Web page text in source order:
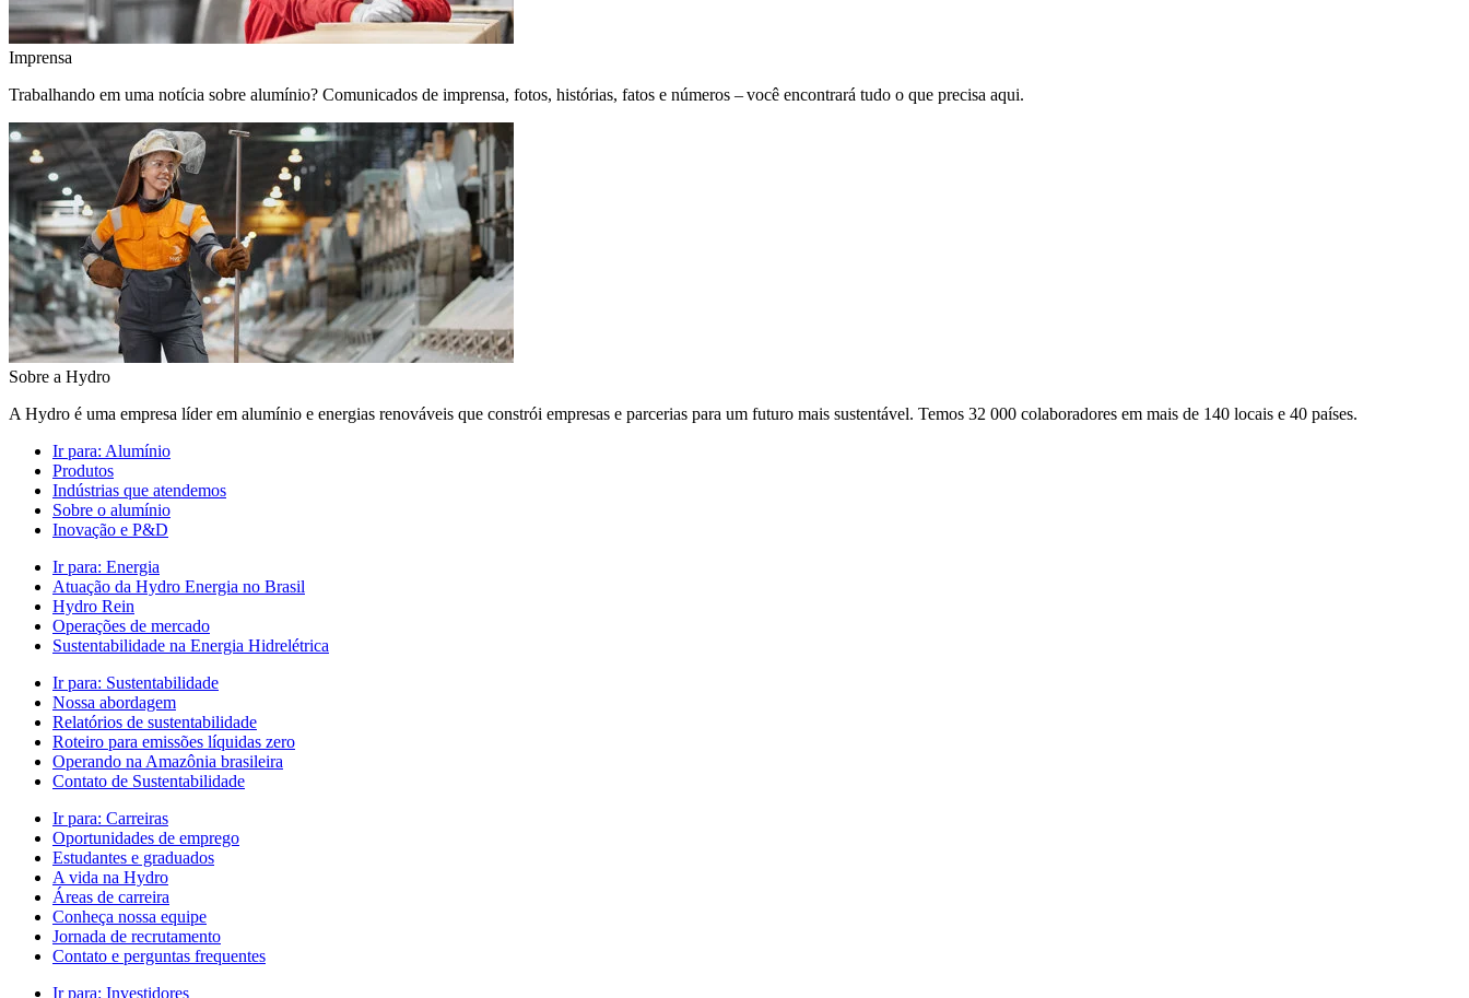
Imprensa
Trabalhando em uma notícia sobre alumínio? Comunicados de imprensa, fotos, histórias, fatos e números – você encontrará tudo o que precisa aqui.
Sobre a Hydro
A Hydro é uma empresa líder em alumínio e energias renováveis que constrói empresas e parcerias para um futuro mais sustentável. Temos 32 000 colaboradores em mais de 140 locais e 40 países.
Ir para: Alumínio
Produtos
Indústrias que atendemos
Sobre o alumínio
Inovação e P&D
Ir para: Energia
Atuação da Hydro Energia no Brasil
Hydro Rein
Operações de mercado
Sustentabilidade na Energia Hidrelétrica
Ir para: Sustentabilidade
Nossa abordagem
Relatórios de sustentabilidade
Roteiro para emissões líquidas zero
Operando na Amazônia brasileira
Contato de Sustentabilidade
Ir para: Carreiras
Oportunidades de emprego
Estudantes e graduados
A vida na Hydro
Áreas de carreira
Conheça nossa equipe
Jornada de recrutamento
Contato e perguntas frequentes
Ir para: Investidores